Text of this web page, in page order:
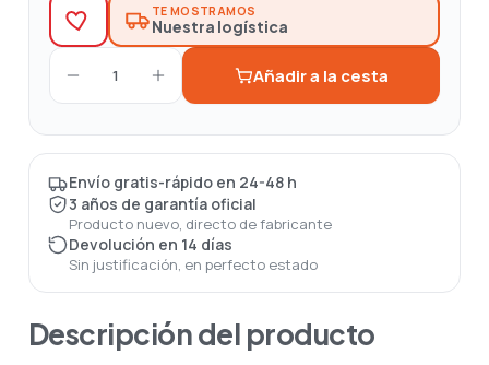
TE MOSTRAMOS
Nuestra logística
1 Añadir a la cesta
Envío gratis-rápido en 24-48 h
3 años de garantía oficial
Producto nuevo, directo de fabricante
Devolución en 14 días
Sin justificación, en perfecto estado
Descripción del producto